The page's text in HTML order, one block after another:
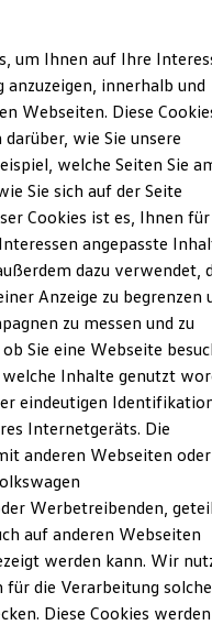
und Updates
ID.
wir
um Ihnen auf Ihre
innerhalb und
Webseiten. Diese
wie Sie unsere
welche Seiten Sie
Sie sich auf der Seite
Cookies ist es, Ihnen für
angepasste
dazu verwendet,
Anzeige zu begrenzen
zu messen und zu
Sie eine Webseite
Inhalte genutzt
eindeutigen
Internetgeräts. Die
anderen Webseiten oder
Werbetreibenden,
auf anderen Webseiten
werden kann. Wir
die Verarbeitung
Diese Cookies